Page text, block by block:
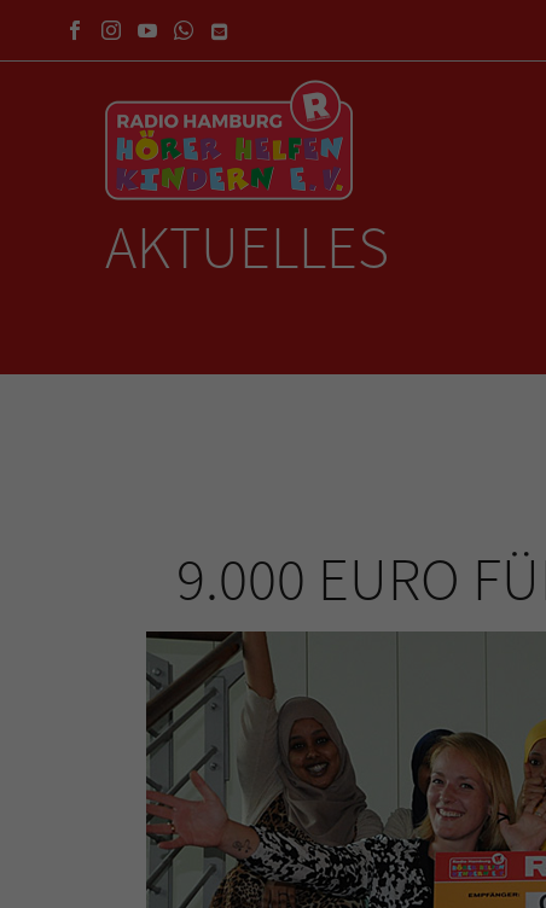
AKTUELLES
9.000 EURO